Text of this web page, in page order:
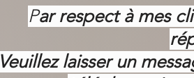
Par respect à mes
Veuillez laisser un